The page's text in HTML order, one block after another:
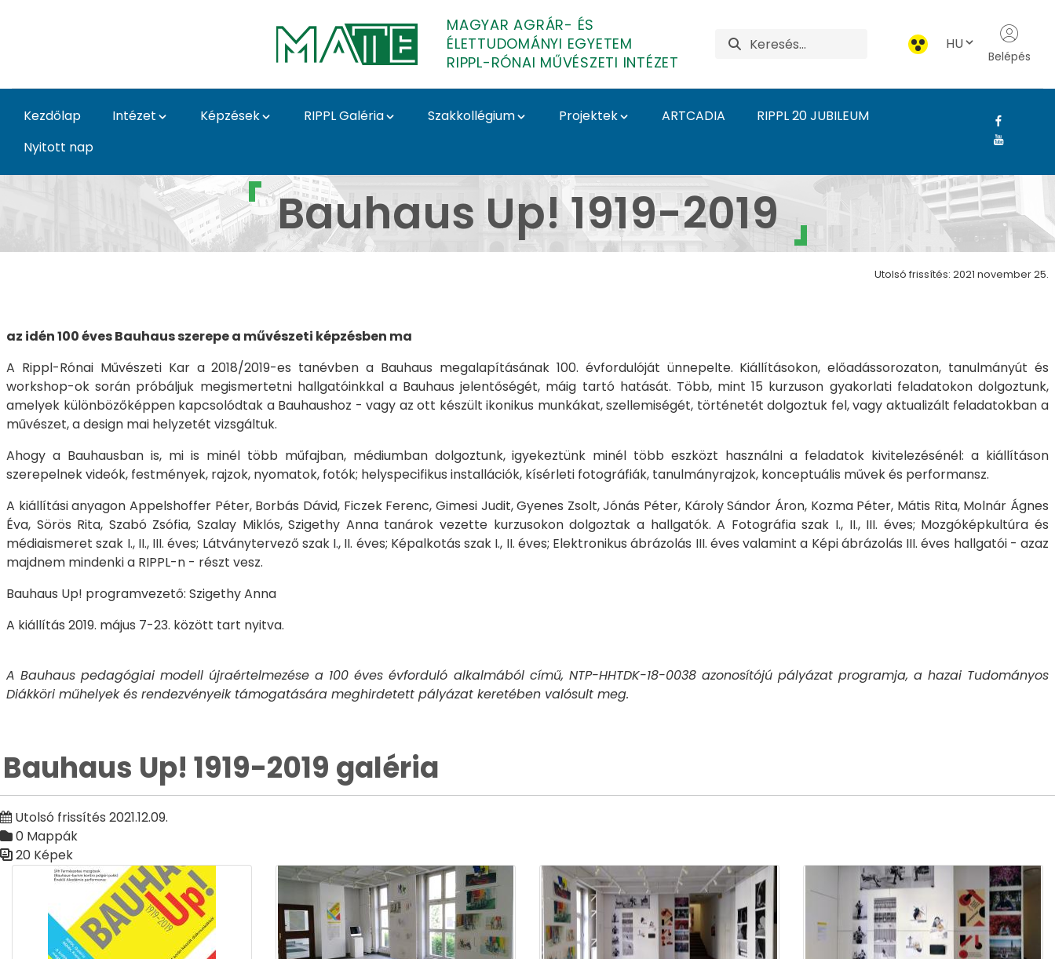
MAGYAR AGRÁR- ÉS
ÉLETTUDOMÁNYI EGYETEM
RIPPL-RÓNAI MŰVÉSZETI INTÉZET
HU
Belépés
Kezdőlap Intézet Képzések RIPPL Galéria Szakkollégium Projektek ARTCADIA
RIPPL 20 JUBILEUM
Nyitott nap
Bauhaus Up! 1919-2019 galéria - Bauhaus Up! 1919-2019 - Rippl-
Bauhaus Up! 1919-2019
Utolsó frissítés: 2021 november 25.
az idén 100 éves Bauhaus szerepe a művészeti képzésben ma
A Rippl-Rónai Művészeti Kar a 2018/2019-es tanévben a Bauhaus megalapításának 100. évfordulóját ünnepelte. Kiállításokon, előadássorozaton, tanulmányút és
workshop-ok során próbáljuk megismertetni hallgatóinkkal a Bauhaus jelentőségét, máig tartó hatását. Több, mint 15 kurzuson gyakorlati feladatokon dolgoztunk,
amelyek különbözőképpen kapcsolódtak a Bauhaushoz - vagy az ott készült ikonikus munkákat, szellemiségét, történetét dolgoztuk fel, vagy aktualizált feladatokban a
művészet, a design mai helyzetét vizsgáltuk.
Ahogy a Bauhausban is, mi is minél több műfajban, médiumban dolgoztunk, igyekeztünk minél több eszközt használni a feladatok kivitelezésénél: a kiállításon
szerepelnek videók, festmények, rajzok, nyomatok, fotók; helyspecifikus installációk, kísérleti fotográfiák, tanulmányrajzok, konceptuális művek és performansz.
A kiállítási anyagon Appelshoffer Péter, Borbás Dávid, Ficzek Ferenc, Gimesi Judit, Gyenes Zsolt, Jónás Péter, Károly Sándor Áron, Kozma Péter, Mátis Rita, Molnár Ágnes
Éva, Sörös Rita, Szabó Zsófia, Szalay Miklós, Szigethy Anna tanárok vezette kurzusokon dolgoztak a hallgatók. A Fotográfia szak I., II., III. éves; Mozgóképkultúra és
médiaismeret szak I., II., III. éves; Látványtervező szak I., II. éves; Képalkotás szak I., II. éves; Elektronikus ábrázolás III. éves valamint a Képi ábrázolás III. éves hallgatói - azaz
majdnem mindenki a RIPPL-n - részt vesz.
Bauhaus Up! programvezető: Szigethy Anna
A kiállítás 2019. május 7-23. között tart nyitva.
A Bauhaus pedagógiai modell újraértelmezése a 100 éves évforduló alkalmából című, NTP-HHTDK-18-0038 azonosítójú pályázat programja, a hazai Tudományos
Diákköri műhelyek és rendezvényeik támogatására meghirdetett pályázat keretében valósult meg.
Bauhaus Up! 1919-2019 galéria
Utolsó frissítés 2021.12.09.
0 Mappák
20 Képek
Médiatár